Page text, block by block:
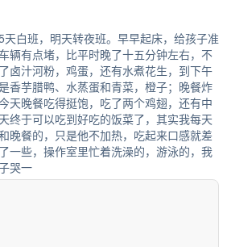
白班，明天转夜班。早早起床，给孩子准
辆有点堵，比平时晚了十五分钟左右，不
卤汁河粉，鸡蛋，还有水煮花生，到下午
香芋腊鸭、水蒸蛋和青菜，橙子；晚餐炸
天晚餐吃得挺饱，吃了两个鸡翅，还有中
终于可以吃到好吃的饭菜了，其实我每天
晚餐的，只是他不加热，吃起来口感就差
一些，操作室里忙着洗澡的，游泳的，我
哭一